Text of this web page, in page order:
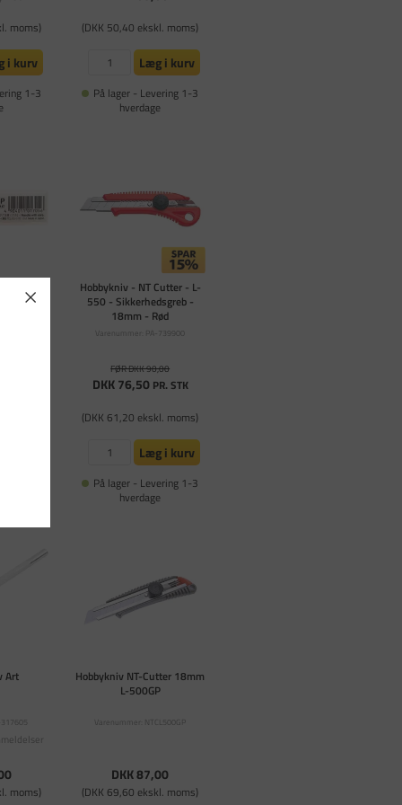
moms)
i kurv
1-3
(DKK 50,40 ekskl. moms)
Læg i kurv
På lager - Levering 1-3
hverdage
Hobbykniv - NT Cutter - L-
550 - Sikkerhedsgreb -
18mm - Rød
Varenummer: PA-739900
FØR DKK 90,00
DKK 76,50PR. STK
(DKK 61,20 ekskl. moms)
Læg i kurv
På lager - Levering 1-3
hverdage
Art
moms)
Hobbykniv NT-Cutter 18mm
L-500GP
Varenummer: NTCL500GP
DKK 87,00
(DKK 69,60 ekskl. moms)